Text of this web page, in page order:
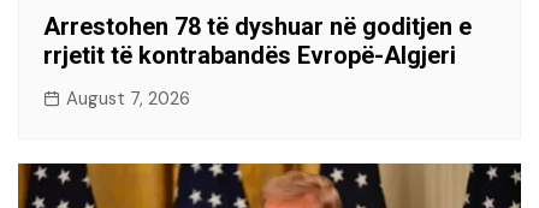
Arrestohen 78 të dyshuar në goditjen e
rrjetit të kontrabandës Evropë-Algjeri
August 7, 2026